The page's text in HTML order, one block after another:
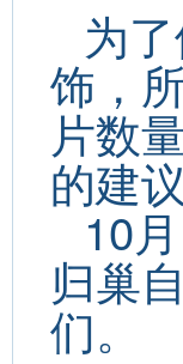
为
饰，
片数
的建
10
归巢
们。